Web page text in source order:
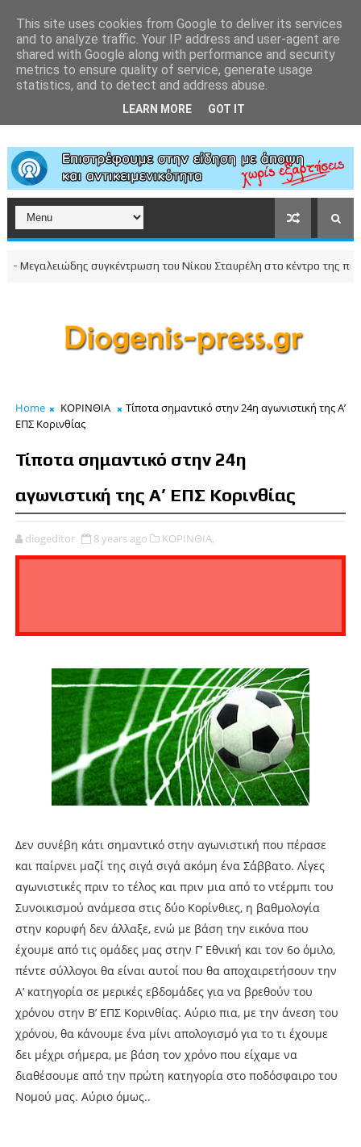
συγκέντρωση του Νίκου Σταυρέλη στο κέντρο της πόλης!
Home ΚΟΡΙΝΘΙΑ
Τίποτα σημαντικό στην 24η αγωνιστική της Α’
ΕΠΣ Κορινθίας
Τίποτα σημαντικό στην 24η
αγωνιστική της Α’ ΕΠΣ Κορινθίας
diogeditor 8 years ago ΚΟΡΙΝΘΙΑ,
Δεν συνέβη κάτι σημαντικό στην αγωνιστική που πέρασε
και παίρνει μαζί της σιγά σιγά ακόμη ένα Σάββατο. Λίγες
αγωνιστικές πριν το τέλος και πριν μια από το ντέρμπι του
Συνοικισμού ανάμεσα στις δύο Κορίνθιες, η βαθμολογία
στην κορυφή δεν άλλαξε, ενώ με βάση την εικόνα που
έχουμε από τις ομάδες μας στην Γ’ Εθνική και τον 6ο όμιλο,
πέντε σύλλογοι θα είναι αυτοί που θα αποχαιρετήσουν την
Α’ κατηγορία σε μερικές εβδομάδες για να βρεθούν του
χρόνου στην Β’ ΕΠΣ Κορινθίας. Αύριο πια, με την άνεση του
χρόνου, θα κάνουμε ένα μίνι απολογισμό για το τι έχουμε
δει μέχρι σήμερα, με βάση τον χρόνο που είχαμε να
διαθέσουμε από την πρώτη κατηγορία στο ποδόσφαιρο του
Νομού μας. Αύριο όμως..
This site uses cookies from Google to deliver its services
and to analyze traffic. Your IP address and user-agent are
shared with Google along with performance and security
metrics to ensure quality of service, generate usage
statistics, and to detect and address abuse.
LEARN MORE GOT IT